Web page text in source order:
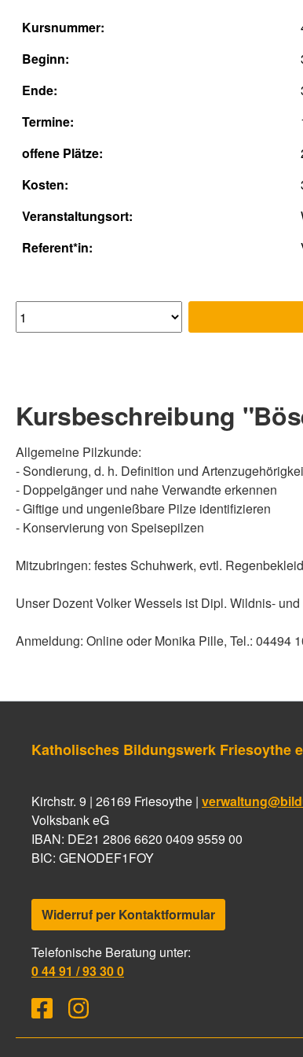
Kursnummer:
Beginn:
Ende:
Termine:
offene Plätze:
Kosten:
Veranstaltungsort:
Referent*in:
Kursbeschreibung
Allgemeine Pilzkunde:
- Sondierung, d. h. Definition und
- Doppelgänger und nahe Verwandte erkennen
- Giftige und ungenießbare Pilze identifizieren
- Konservierung von Speisepilzen
Mitzubringen: festes Schuhwerk, evtl.
Unser Dozent Volker Wessels ist Dipl. Wildnis-
Anmeldung: Online oder Monika Pille, Tel.: 04494
Katholisches Bildungswerk Friesoythe
Kirchstr. 9 | 26169 Friesoythe |
Volksbank eG
IBAN: DE21 2806 6620 0409 9559 00
BIC: GENODEF1FOY
Widerruf per Kontaktformular
Telefonische Beratung unter:
0 44 91 / 93 30 0